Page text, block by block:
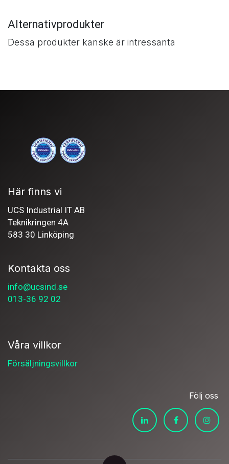
Alternativprodukter
Dessa produkter kanske är intressanta
Här finns vi
UCS Industrial IT AB
Teknikringen 4A
583 30 Linköping
Kontakta oss
info@ucsind.se
013-36 92 02
Våra villkor
Försäljningsvillkor
Följ oss